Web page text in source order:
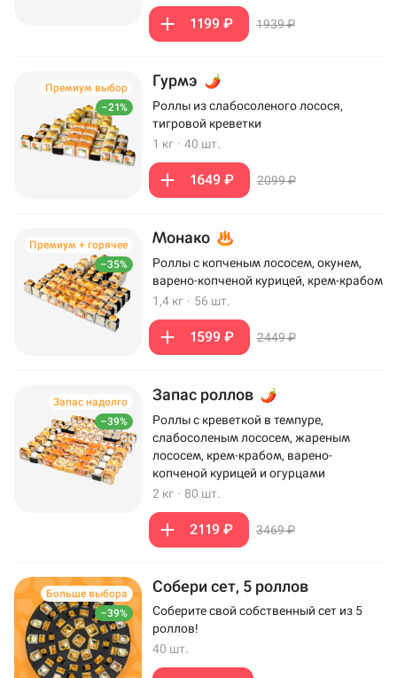
1199 ₽ 1939 ₽
–21%
Премиум выбор Гурмэ
Роллы из слабосоленого лосося,
тигровой креветки
1 кг · 40 шт.
1649 ₽ 2099 ₽
–35%
Премиум + горячее Монако
Роллы с копченым лососем, окунем,
варено-копченой курицей, крем-крабом
1,4 кг · 56 шт.
1599 ₽ 2449 ₽
–39%
Запас надолго Запас роллов
Роллы с креветкой в темпуре,
слабосоленым лососем, жареным
лососем, крем-крабом, варено-
копченой курицей и огурцами
2 кг · 80 шт.
2119 ₽ 3469 ₽
–39%
Больше выбора Собери сет, 5 роллов
Соберите свой собственный сет из 5
роллов!
40 шт.